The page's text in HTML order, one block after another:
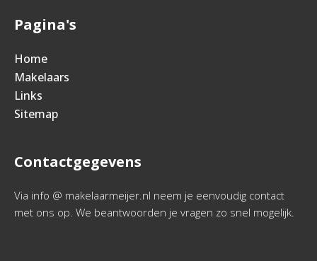
Pagina's
Home
Makelaars
Links
Sitemap
Contactgegevens
Via info @ makelaarmeijer.nl neem je eenvoudig contact
met ons op. We beantwoorden je vragen zo snel mogelijk.